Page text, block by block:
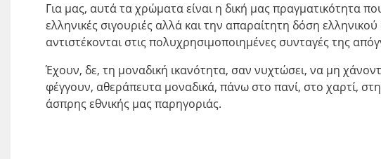
Για μας, αυτά τα χρώματα είναι η δική μας πραγματικότητα
ελληνικές σιγουριές αλλά και την απαραίτητη δόση
αντιστέκονται στις πολυχρησιμοποιημένες συνταγές της
Έχουν, δε, τη μοναδική ικανότητα, σαν νυχτώσει, να μη
φέγγουν, αθεράπευτα μοναδικά, πάνω στο πανί, στο χαρτί,
άσπρης εθνικής μας παρηγοριάς.